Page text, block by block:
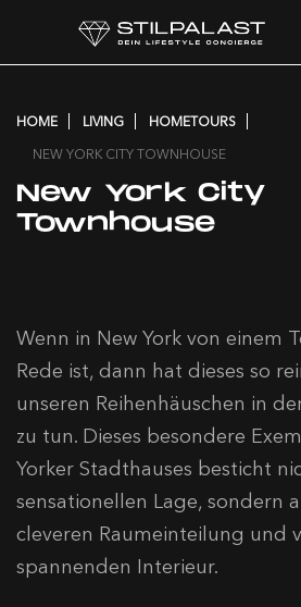
HOME LIVING
HOMETOURS
NEW YORK CITY TOWNHOUSE
New York City
Townhouse
Wenn in New York von einem
Rede ist, dann hat dieses so
unseren Reihenhäuschen in
zu tun. Dieses besondere
Yorker Stadthauses besticht
sensationellen Lage, sondern
cleveren Raumeinteilung und
spannenden Interieur.